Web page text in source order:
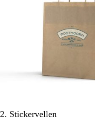
2. Stickervellen